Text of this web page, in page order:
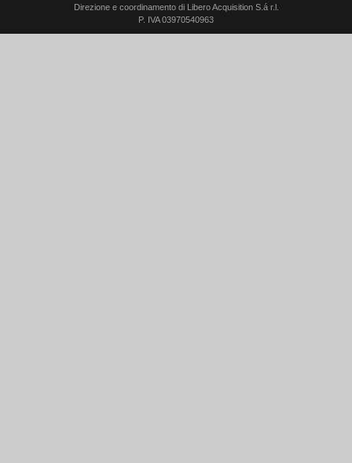
Direzione e coordinamento di Libero Acquisition S.á r.l.
P. IVA 03970540963